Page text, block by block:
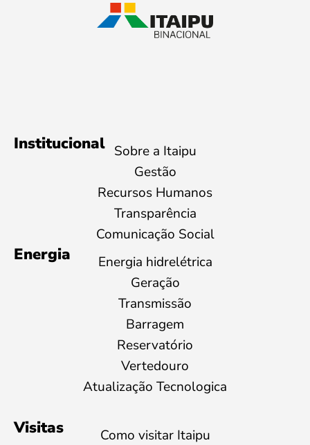
Institucional Sobre a Itaipu
Gestão
Recursos Humanos
Transparência
Comunicação Social
Energia
Energia hidrelétrica
Geração
Transmissão
Barragem
Reservatório
Vertedouro
Atualização Tecnologica
Visitas
Como visitar Itaipu